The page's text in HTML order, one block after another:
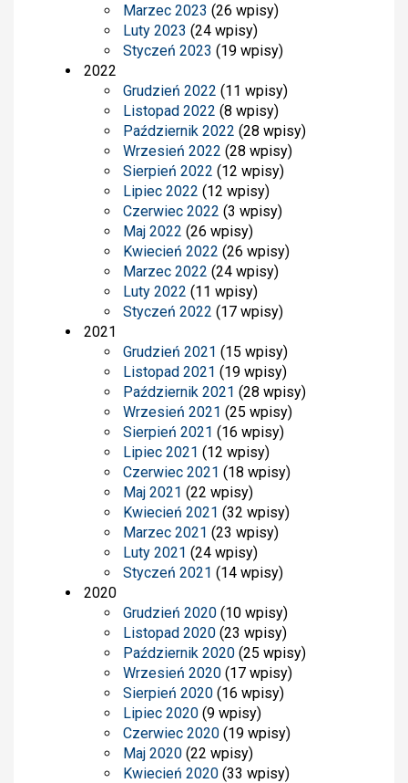
Marzec 2023 (26 wpisy)
Luty 2023 (24 wpisy)
Styczeń 2023 (19 wpisy)
2022
Grudzień 2022 (11 wpisy)
Listopad 2022 (8 wpisy)
Październik 2022 (28 wpisy)
Wrzesień 2022 (28 wpisy)
Sierpień 2022 (12 wpisy)
Lipiec 2022 (12 wpisy)
Czerwiec 2022 (3 wpisy)
Maj 2022 (26 wpisy)
Kwiecień 2022 (26 wpisy)
Marzec 2022 (24 wpisy)
Luty 2022 (11 wpisy)
Styczeń 2022 (17 wpisy)
2021
Grudzień 2021 (15 wpisy)
Listopad 2021 (19 wpisy)
Październik 2021 (28 wpisy)
Wrzesień 2021 (25 wpisy)
Sierpień 2021 (16 wpisy)
Lipiec 2021 (12 wpisy)
Czerwiec 2021 (18 wpisy)
Maj 2021 (22 wpisy)
Kwiecień 2021 (32 wpisy)
Marzec 2021 (23 wpisy)
Luty 2021 (24 wpisy)
Styczeń 2021 (14 wpisy)
2020
Grudzień 2020 (10 wpisy)
Listopad 2020 (23 wpisy)
Październik 2020 (25 wpisy)
Wrzesień 2020 (17 wpisy)
Sierpień 2020 (16 wpisy)
Lipiec 2020 (9 wpisy)
Czerwiec 2020 (19 wpisy)
Maj 2020 (22 wpisy)
Kwiecień 2020 (33 wpisy)